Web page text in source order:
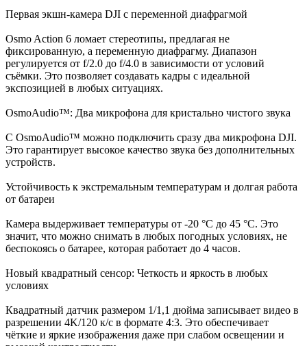
Первая экшн-камера DJI с переменной диафрагмой
Osmo Action 6 ломает стереотипы, предлагая не
фиксированную, а переменную диафрагму. Диапазон
регулируется от f/2.0 до f/4.0 в зависимости от условий
съёмки. Это позволяет создавать кадры с идеальной
экспозицией в любых ситуациях.
OsmoAudio™: Два микрофона для кристально чистого звука
С OsmoAudio™ можно подключить сразу два микрофона DJI.
Это гарантирует высокое качество звука без дополнительных
устройств.
Устойчивость к экстремальным температурам и долгая работа
от батареи
Камера выдерживает температуры от -20 °C до 45 °C. Это
значит, что можно снимать в любых погодных условиях, не
беспокоясь о батарее, которая работает до 4 часов.
Новый квадратный сенсор: Четкость и яркость в любых
условиях
Квадратный датчик размером 1/1,1 дюйма записывает видео в
разрешении 4K/120 к/с в формате 4:3. Это обеспечивает
чёткие и яркие изображения даже при слабом освещении и